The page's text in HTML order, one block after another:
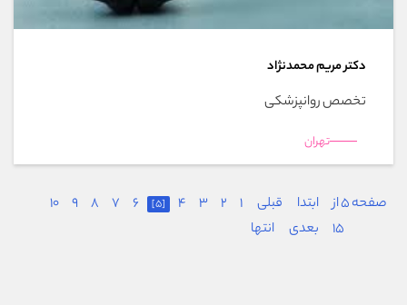
دکتر مريم محمدنژاد
تخصص روانپزشکی
تهران
صفحه 5 از
15
ابتدا قبلی 1
2
3
4
[5]
6
7
8
9
10
بعدی
انتها